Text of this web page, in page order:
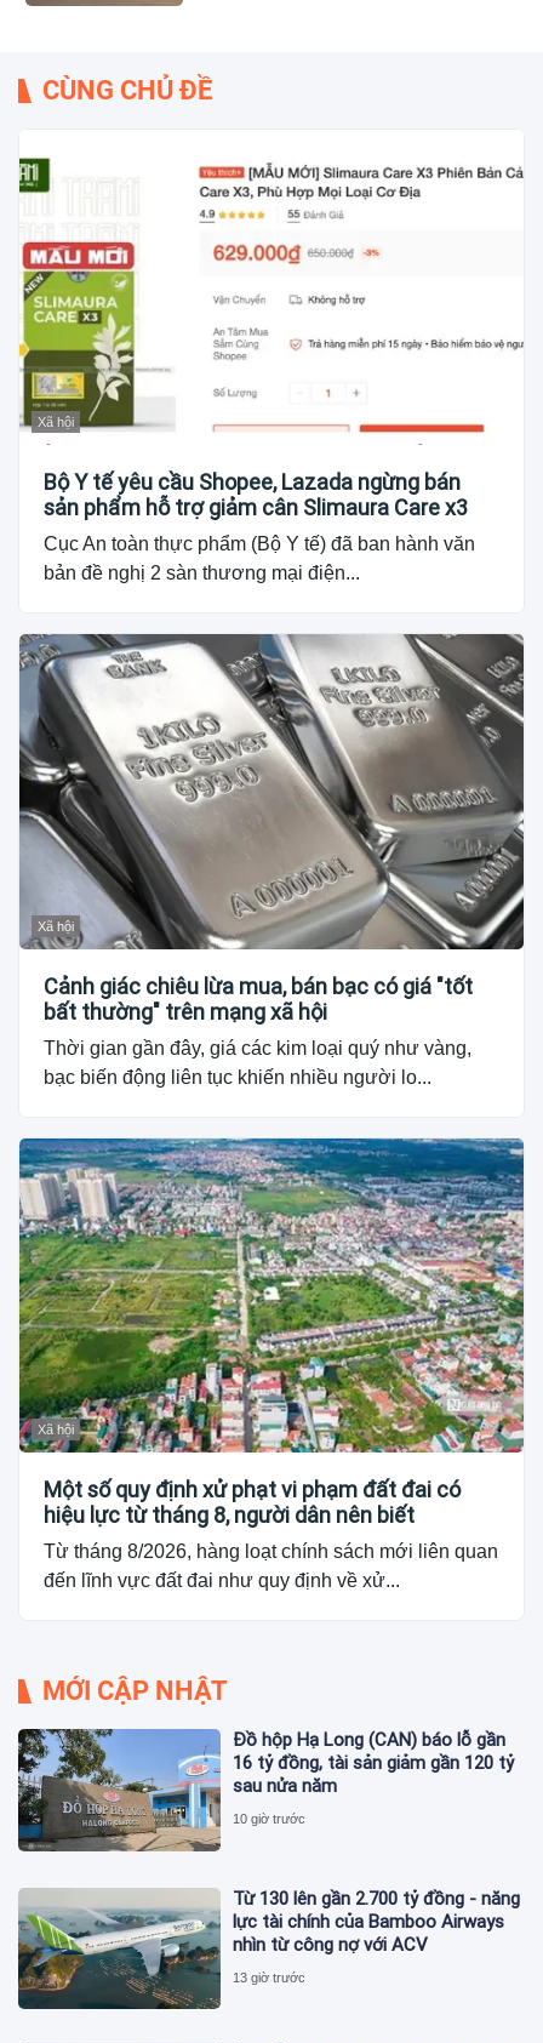
CÙNG CHỦ ĐỀ
Xã hội
Bộ Y tế yêu cầu Shopee, Lazada ngừng bán
sản phẩm hỗ trợ giảm cân Slimaura Care x3
Cục An toàn thực phẩm (Bộ Y tế) đã ban hành văn
bản đề nghị 2 sàn thương mại điện...
Xã hội
Cảnh giác chiêu lừa mua, bán bạc có giá "tốt
bất thường" trên mạng xã hội
Thời gian gần đây, giá các kim loại quý như vàng,
bạc biến động liên tục khiến nhiều người lo...
Xã hội
Một số quy định xử phạt vi phạm đất đai có
hiệu lực từ tháng 8, người dân nên biết
Từ tháng 8/2026, hàng loạt chính sách mới liên quan
đến lĩnh vực đất đai như quy định về xử...
MỚI CẬP NHẬT
Đồ hộp Hạ Long (CAN) báo lỗ gần
16 tỷ đồng, tài sản giảm gần 120 tỷ
sau nửa năm
10 giờ trước
Từ 130 lên gần 2.700 tỷ đồng - năng
lực tài chính của Bamboo Airways
nhìn từ công nợ với ACV
13 giờ trước